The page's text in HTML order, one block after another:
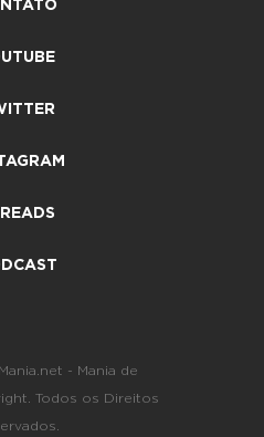
- Mania de
Todos os Direitos